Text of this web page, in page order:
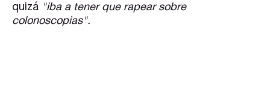
quizá "iba a tener que rapear sobre
colonoscopias".